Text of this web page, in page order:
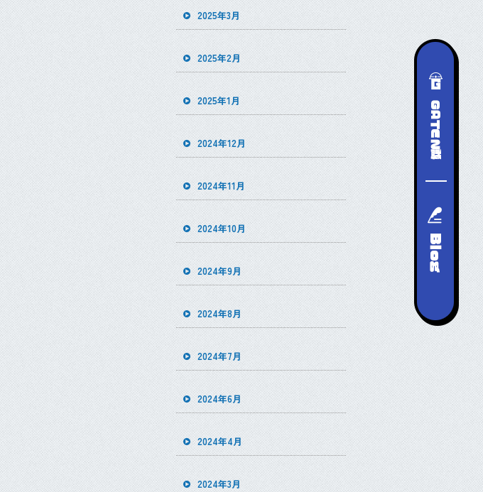
2025年3月
2025年2月
2025年1月
2024年12月
2024年11月
2024年10月
2024年9月
2024年8月
2024年7月
2024年6月
2024年4月
2024年3月